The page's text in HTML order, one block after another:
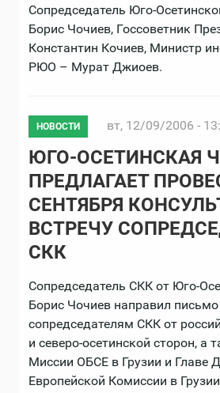
Сопредседатель Юго-
Борис Чочиев, Госсоветник
Константин Кочиев, Министр
РЮО – Мурат Джиоев.
НОВОСТИ вт, 12/09/2006 -
ЮГО-ОСЕТИНСКАЯ
ПРЕДЛАГАЕТ
СЕНТЯБРЯ
ВСТРЕЧУ
СКК
Сопредседатель СКК от Юго-
Борис Чочиев направил письмо
сопредседателям СКК от
и северо-осетинской сторон, а
Миссии ОБСЕ в Грузии и Главе
Европейской Комиссии в